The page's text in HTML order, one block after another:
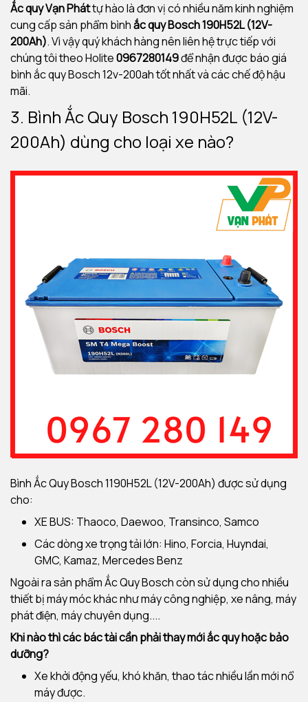
Ắc quy Vạn Pháttự hào là đơn vị có nhiều năm kinh nghiệm
cung cấp sản phẩm bìnhắc quy Bosch 190H52L (12V-
200Ah). Vì vậy quý khách hàng nên liên hệ trực tiếp với
chúng tôi theo Holite0967280149để nhận được báo giá
bình ắc quy Bosch 12v-200ah tốt nhất và các chế độ hậu
mãi.
3. Bình Ắc Quy Bosch 190H52L (12V-
200Ah) dùng cho loại xe nào?
Bình Ắc Quy Bosch 1190H52L (12V-200Ah) được sử dụng
cho:
XE BUS: Thaoco, Daewoo, Transinco, Samco
Các dòng xe trọng tải lớn: Hino, Forcia, Huyndai,
GMC, Kamaz, Mercedes Benz
Ngoài ra sản phẩm Ắc Quy Bosch còn sử dụng cho nhiều
thiết bị máy móc khác như máy công nghiệp, xe nâng, máy
phát điện, máy chuyên dụng....
Khi nào thì các bác tài cần phải thay mới ắc quy hoặc bảo
dưỡng?
Xe khởi động yếu, khó khăn, thao tác nhiều lần mới nổ
máy được.